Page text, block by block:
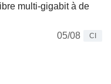
multi-gigabit à de
05/08
CI